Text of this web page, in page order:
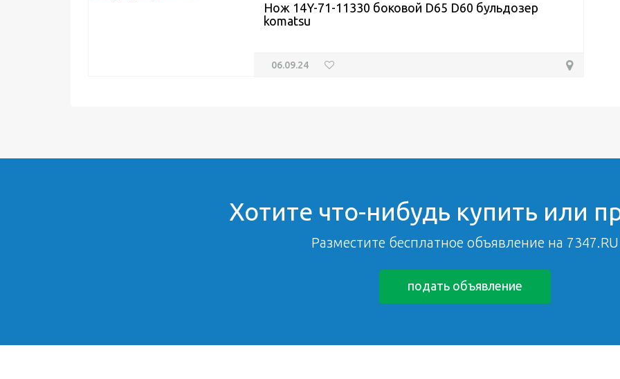
Нож 14Y-71-11330 боковой D65 D60 бульдозер
komatsu
06.09.24
Хотите что-нибудь купить или
Разместите бесплатное объявление на 7347.RU
подать объявление